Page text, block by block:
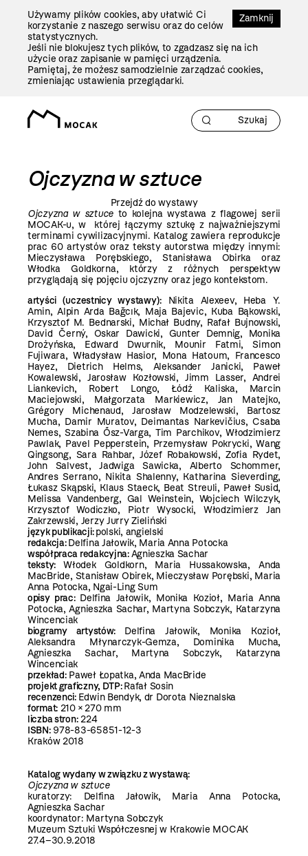
Zamknij
Używamy plików cookies, aby ułatwić Ci
korzystanie z naszego serwisu oraz do celów
statystycznych.
Jeśli nie blokujesz tych plików, to zgadzasz się na ich
użycie oraz zapisanie w pamięci urządzenia.
Pamiętaj, że możesz samodzielnie zarządzać cookies,
zmieniając ustawienia przeglądarki.
Ojczyzna w sztuce
Przejdź do wystawy
Ojczyzna w sztuceto kolejna wystawa z flagowej serii
MOCAK-u, w której łączymy sztukę z najważniejszymi
terminami cywilizacyjnymi. Katalog zawiera reprodukcje
prac 60 artystów oraz teksty autorstwa między innymi:
Mieczysława Porębskiego, Stanisława Obirka oraz
Włodka Goldkorna, którzy z różnych perspektyw
przyglądają się pojęciu ojczyzny oraz jego kontekstom.
artyści (uczestnicy wystawy):Nikita Alexeev, Heba Y.
Amin, Alpin Arda Bağcık, Maja Bajevic, Kuba Bąkowski,
Krzysztof M. Bednarski, Michał Budny, Rafał Bujnowski,
David Černý, Oskar Dawicki, Gunter Demnig, Monika
Drożyńska, Edward Dwurnik, Mounir Fatmi, Simon
Fujiwara, Władysław Hasior, Mona Hatoum, Francesco
Hayez, Dietrich Helms, Aleksander Janicki, Paweł
Kowalewski, Jarosław Kozłowski, Jimm Lasser, Andrei
Liankevich, Robert Longo, Łódź Kaliska, Marcin
Maciejowski, Małgorzata Markiewicz, Jan Matejko,
Grégory Michenaud, Jarosław Modzelewski, Bartosz
Mucha, Damir Muratov, Deimantas Narkevičius, Csaba
Nemes, Szabina Ősz-Varga, Tim Parchikov, Włodzimierz
Pawlak, Pavel Pepperstein, Przemysław Pokrycki, Wang
Qingsong, Sara Rahbar, Józef Robakowski, Zofia Rydet,
John Salvest, Jadwiga Sawicka, Alberto Schommer,
Andres Serrano, Nikita Shalenny, Katharina Sieverding,
Łukasz Skąpski, Klaus Staeck, Beat Streuli, Paweł Susid,
Melissa Vandenberg, Gal Weinstein, Wojciech Wilczyk,
Krzysztof Wodiczko, Piotr Wysocki, Włodzimierz Jan
Zakrzewski, Jerzy Jurry Zieliński
język publikacji:polski, angielski
redakcja:Delfina Jałowik, Maria Anna Potocka
współpraca redakcyjna:Agnieszka Sachar
teksty:Włodek Goldkorn, Maria Hussakowska, Anda
MacBride, Stanisław Obirek, Mieczysław Porębski, Maria
Anna Potocka, Ngai-Ling Sum
opisy prac: Delfina Jałowik, Monika Kozioł, Maria Anna
Potocka, Agnieszka Sachar, Martyna Sobczyk, Katarzyna
Wincenciak
biogramy artystów: Delfina Jałowik, Monika Kozioł,
Aleksandra Młynarczyk-Gemza, Dominika Mucha,
Agnieszka Sachar, Martyna Sobczyk, Katarzyna
Wincenciak
przekład:Paweł Łopatka, Anda MacBride
projekt graficzny, DTP:Rafał Sosin
recenzenci: Edwin Bendyk, dr Dorota Nieznalska
format: 210 × 270 mm
liczba stron:224
ISBN:978-83-65851-12-3
Kraków 2018
Katalog wydany w związku z wystawą:
Ojczyzna w sztuce
kuratorzy: Delfina Jałowik, Maria Anna Potocka,
Agnieszka Sachar
koordynator: Martyna Sobczyk
Muzeum Sztuki Współczesnej w Krakowie MOCAK
27.4–30.9.2018